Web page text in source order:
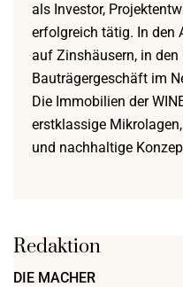
als Investor,
erfolgreich tätig. In den
auf Zinshäusern, in
Bauträgergeschäft im
Die Immobilien der
erstklassige
und nachhaltige
Redaktion
DIE MACHER